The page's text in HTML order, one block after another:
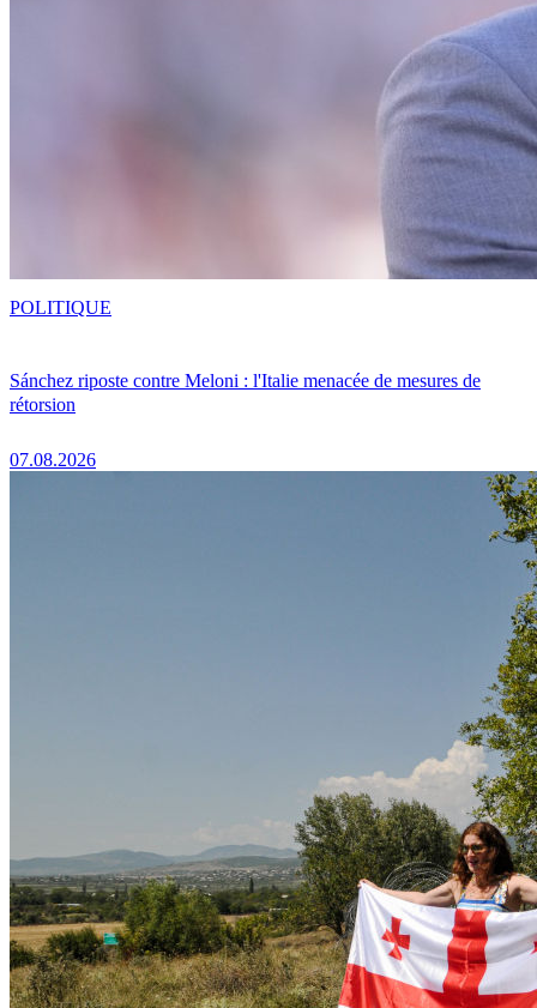
Sánchez riposte contre Meloni : l'Italie menacée de mesures de
rétorsion
07.08.2026
POLITIQUE